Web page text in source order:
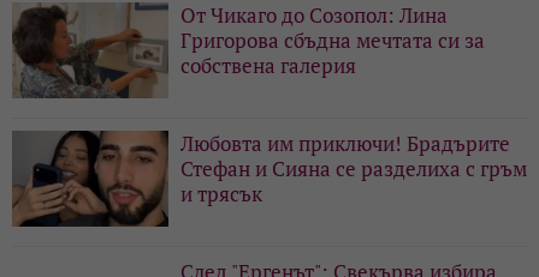
От Чикаго до Созопол: Лина
Григорова сбъдна мечтата си за
собствена галерия
Любовта им приключи! Брадърите
Стефан и Сияна се разделиха с гръм
и трясък